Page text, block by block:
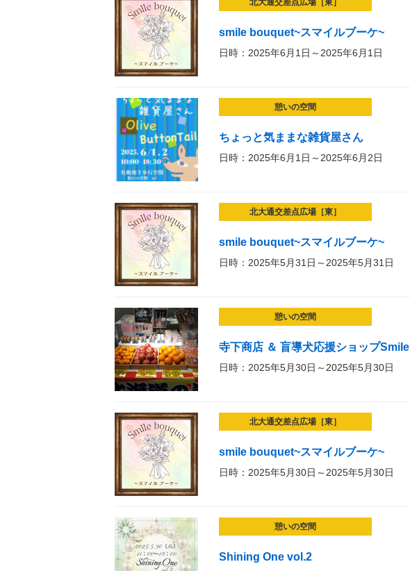
北大通交差点広場［東］
smile bouquet~スマイルブーケ~
日時：2025年6月1日～2025年6月1日
憩いの空間
ちょっと気ままな雑貨屋さん
日時：2025年6月1日～2025年6月2日
北大通交差点広場［東］
smile bouquet~スマイルブーケ~
日時：2025年5月31日～2025年5月31日
憩いの空間
寺下商店 ＆ 盲導犬応援ショップSmile
日時：2025年5月30日～2025年5月30日
北大通交差点広場［東］
smile bouquet~スマイルブーケ~
日時：2025年5月30日～2025年5月30日
憩いの空間
Shining One vol.2